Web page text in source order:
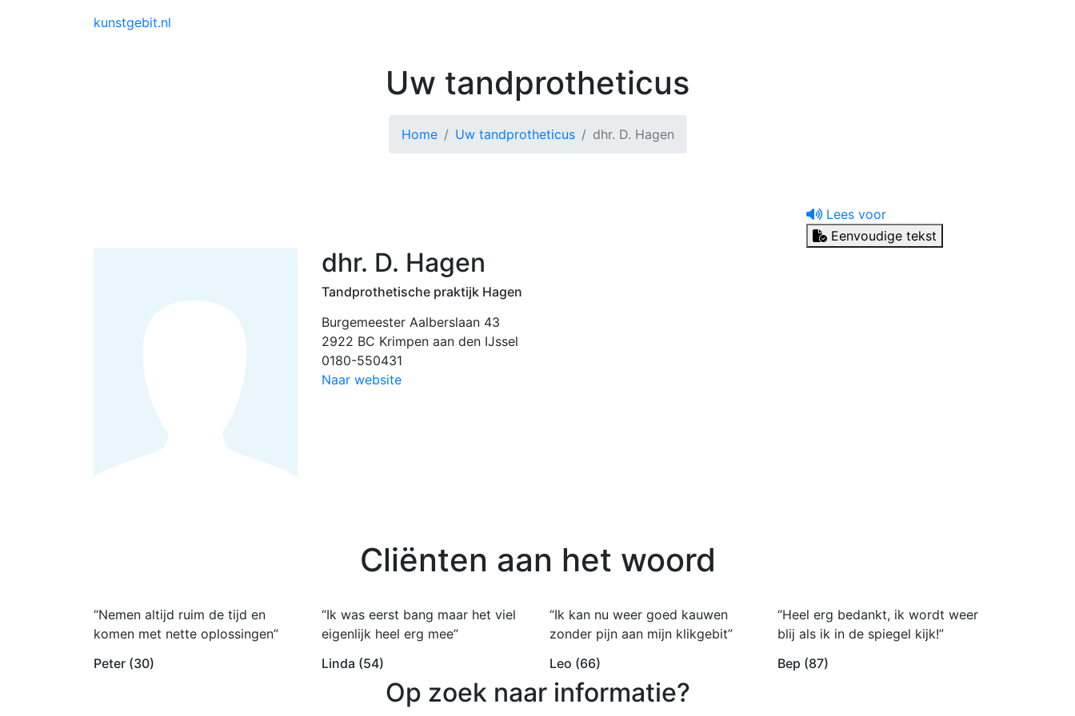
kunstgebit.nl
Uw tandprotheticus
Home Uw tandprotheticus dhr. D. Hagen
Lees voor
Eenvoudige tekst
dhr. D. Hagen
Tandprothetische praktijk Hagen
Burgemeester Aalberslaan 43
2922 BC Krimpen aan den IJssel
0180-550431
Naar website
Cliënten aan het woord
“Nemen altijd ruim de tijd en
komen met nette oplossingen”
Peter (30)
“Ik was eerst bang maar het viel
eigenlijk heel erg mee”
Linda (54)
“Ik kan nu weer goed kauwen
zonder pijn aan mijn klikgebit”
Leo (66)
“Heel erg bedankt, ik wordt weer
blij als ik in de spiegel kijk!”
Bep (87)
Op zoek naar informatie?